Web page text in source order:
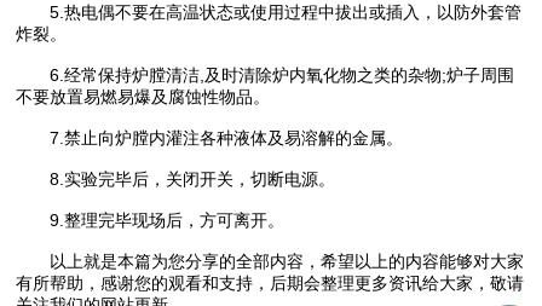
5.热电偶不要在高温状态或使用过程中拔出或插入，以防外套管
炸裂。
6.经常保持炉膛清洁,及时清除炉内氧化物之类的杂物;炉子周围
不要放置易燃易爆及腐蚀性物品。
7.禁止向炉膛内灌注各种液体及易溶解的金属。
8.实验完毕后，关闭开关，切断电源。
9.整理完毕现场后，方可离开。
以上就是本篇为您分享的全部内容，希望以上的内容能够对大家
有所帮助，感谢您的观看和支持，后期会整理更多资讯给大家，敬请